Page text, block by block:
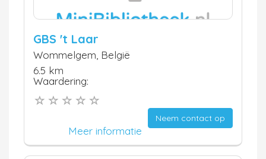
GBS 't Laar
Wommelgem, België
6.5 km
Waardering:
Neem contact op
Meer informatie